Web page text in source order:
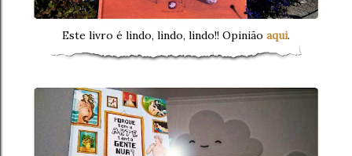
Este livro é lindo, lindo, lindo!! Opinião aqui.